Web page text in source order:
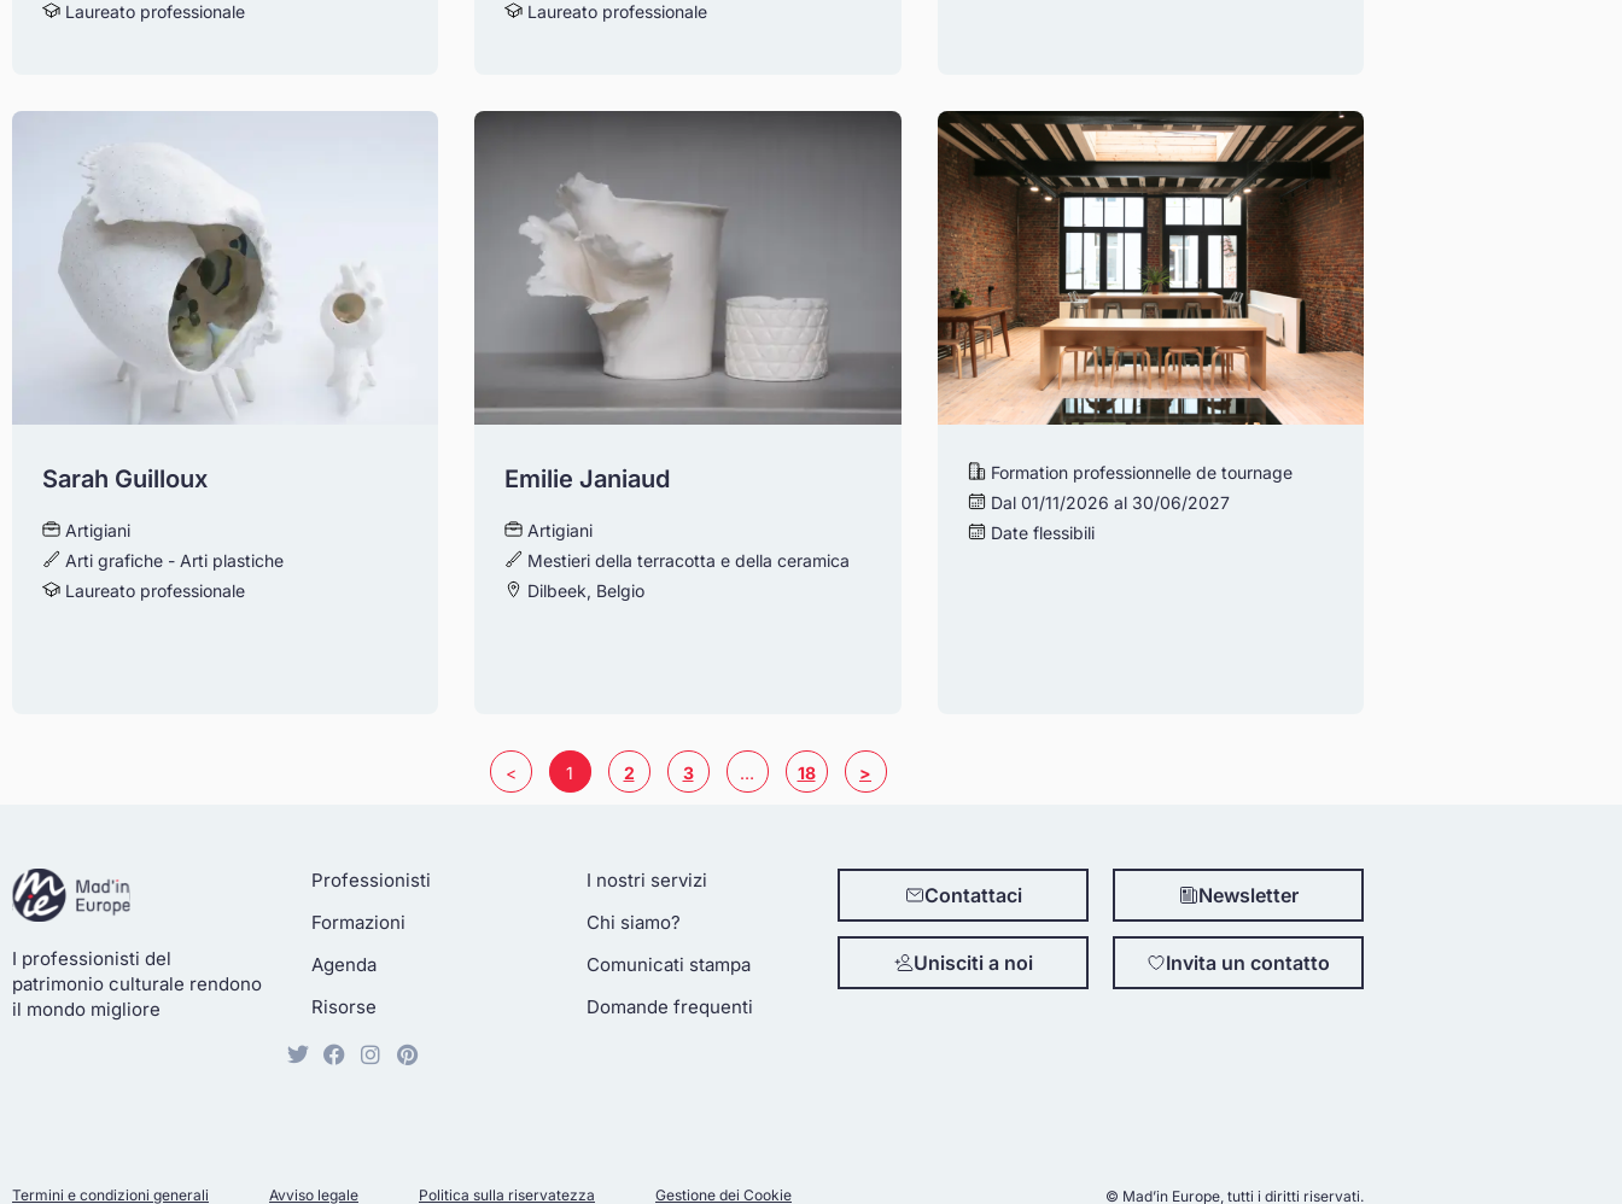
Laureato professionale
Laureato professionale
Sarah Guilloux
Artigiani
Arti grafiche - Arti plastiche
Laureato professionale
Emilie Janiaud
Artigiani
Mestieri della terracotta e della ceramica
Dilbeek, Belgio
Formation professionnelle de tournage
Dal 01/11/2026 al 30/06/2027
Date flessibili
< 1 2 3 … 18 >
I professionisti del
patrimonio culturale rendono
il mondo migliore
Professionisti
Formazioni
Agenda
Risorse
I nostri servizi
Chi siamo?
Comunicati stampa
Domande frequenti
Contattaci
Unisciti a noi
Newsletter
Invita un contatto
Termini e condizioni generali Avviso legale Politica sulla riservatezza Gestione dei Cookie © Mad’in Europe, tutti i diritti riservati.